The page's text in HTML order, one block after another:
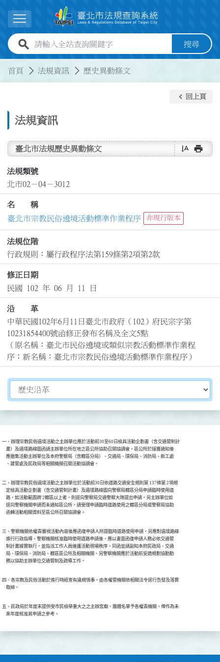
展開選單
全站查詢關鍵字欄位 搜尋
首頁 法規資訊 歷史異動條文
法規資訊
keyboard_arrow_left 回上頁
臺北市法規歷史異動條文 text_rotate_vertical print
法規類號
北市02－04－3012
名 稱
臺北市宗教民俗遶境活動標準作業程序
非現行版本
法規位階
行政規則：屬行政程序法第159條第2項第2款
修正日期
民國 102 年 06 月 11 日
沿 革
中華民國102年6月11日臺北市政府（102）府民宗字第
10231854400號函修正發布名稱及全文5點
（原名稱：臺北市民俗遶境或類似宗教活動標準作業程
序；新名稱：臺北市宗教民俗遶境活動標準作業程序）
切換選擇法規資訊內容
一、辦理宗教民俗遶境活動之主辦單位應於活動前30至60日檢具活動企劃書（含交通管制計
    畫）及遶境路線圖函請主辦單位所在地之區公所協助召開協調會，區公所於接獲通知後
    應邀集活動主辦單位及本府警察局（含轄區分局）、交通局、環保局、消防局、新工處
    、建管處及民政局等相關機關召開活動協調會。
二、辦理宗教民俗遶境活動之主辦單位於活動前30日依道路交通安全規則第 137條第 2項規
    定檢具活動企劃書（含交通管制計畫）及遶境路線圖向警察局轄區分局申請臨時使用道
    路，如活動範圍跨 2轄區以上者，則逕向警察局交通警察大隊提出申請。另主辦單位如
    逕向警察機關申請而未通知區公所，請受理申請臨時道路使用之轄區分局或警察局協助
    函轉活動相關資料至區公所召開協調會。
三、警察機關依權責審視活動內容後應函復申請人所提臨時道路使用申請，另應對遶境路線
    進行行政指導。警察機關核准臨時使用道路申請後，應以書面函復申請人務必依交通管
    制計畫據實執行，並指派工作人員維護活動現場秩序，同函並請副知本府民政局、交通
    局、環保局、消防局、轄區區公所及相關機關。另警察機關應於活動前妥適規劃協勤勤
    務以協助主辦單位交通管制及疏導工作。
四、各宗教及民俗活動於進行時經查有違規情事，由各權管機關依相關法令逕行告發及落實
    取締。
五、民政局於年度末提供受市民檢舉重大之之主辦宮廟、團體名單予各權責機關，俾作為未
    來年度核准其申請之參考。